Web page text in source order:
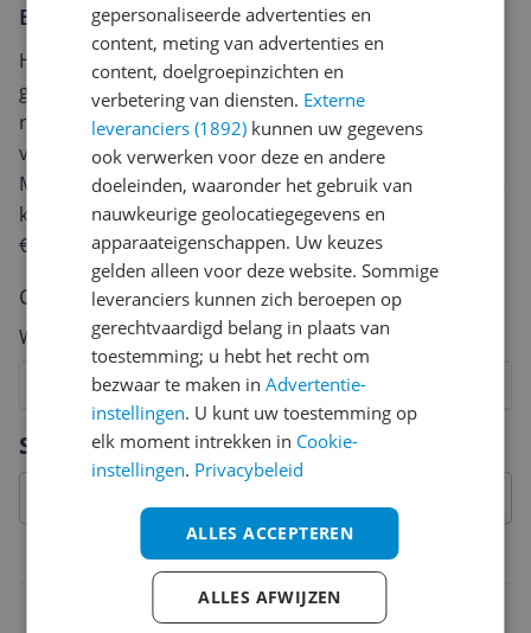
Specificaties
Belangrijkste kenmerken
Er zijn nog geen reviews geschreven
Heb jij dit product in bezit en wil je graag je mening
geven? Start dan hieronder met het schrijven van je
review. Afhankelijk van de details duurt het schrijven
van een review gemiddeld tussen de 3 en 10 minuten.
Met jouw mening help je andere bezoekers een betere
keuze te maken én maak je iedere maand kans op
€250,-!
Klik hier voor de actievoorwaarden.
Cijfer
Welk cijfer geef jij dit product?
7
6
5
4
3
2
gepersonaliseerde advertenties en
content, meting van advertenties en
content, doelgroepinzichten en
verbetering van diensten. Externe
leveranciers (1892) kunnen uw gegevens
ook verwerken voor deze en andere
doeleinden, waaronder het gebruik van
nauwkeurige geolocatiegegevens en
apparaateigenschappen. Uw keuzes
gelden alleen voor deze website. Sommige
leveranciers kunnen zich beroepen op
gerechtvaardigd belang in plaats van
toestemming; u hebt het recht om
bezwaar te maken inAdvertentie-
instellingen. U kunt uw toestemming op
elk moment intrekken in Cookie-
instellingen. Privacybeleid
ALLES ACCEPTEREN
ALLES AFWIJZEN